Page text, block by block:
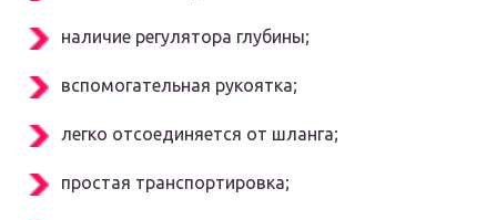
наличие регулятора глубины;
вспомогательная рукоятка;
легко отсоединяется от шланга;
простая транспортировка;